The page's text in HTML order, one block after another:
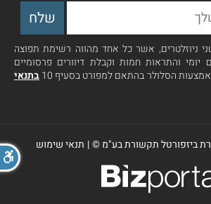
ניוזלטרים, אשר כל אחד מהווה רשימת תפוצה
יומי והתראות חמות וקבלת דיוורים פרסומיים
הסלולר בהתאם למפורט בסעיף 10
בתנאי
ביזפורטל תקשורת בע"מ ©| תנאי שימוש